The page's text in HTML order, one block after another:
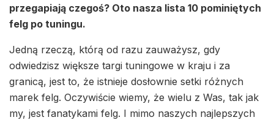
przegapiają czegoś? Oto nasza lista 10 pominiętych
felg po tuningu.
Jedną rzeczą, którą od razu zauważysz, gdy
odwiedzisz większe targi tuningowe w kraju i za
granicą, jest to, że istnieje dosłownie setki różnych
marek felg. Oczywiście wiemy, że wielu z Was, tak jak
my, jest fanatykami felg. I mimo naszych najlepszych